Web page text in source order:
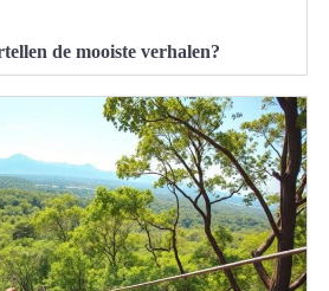
de mooiste verhalen?